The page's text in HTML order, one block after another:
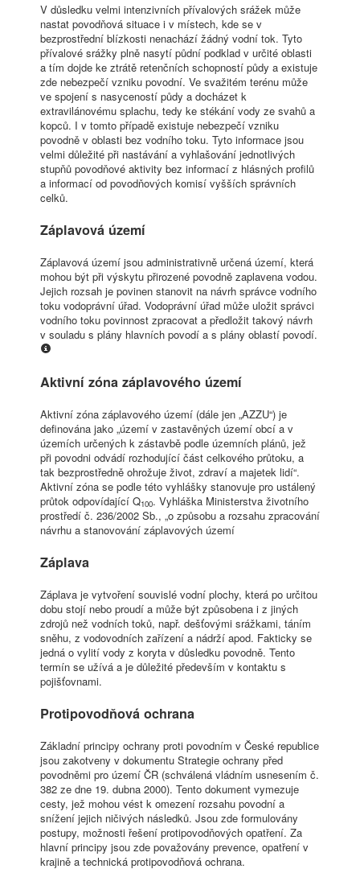
V důsledku velmi intenzivních přívalových srážek může
nastat povodňová situace i v místech, kde se v
bezprostřední blízkosti nenachází žádný vodní tok. Tyto
přívalové srážky plně nasytí půdní podklad v určité oblasti
a tím dojde ke ztrátě retenčních schopností půdy a existuje
zde nebezpečí vzniku povodní. Ve svažitém terénu může
ve spojení s nasyceností půdy a docházet k
extravilánovému splachu, tedy ke stékání vody ze svahů a
kopců. I v tomto případě existuje nebezpečí vzniku
povodně v oblasti bez vodního toku. Tyto informace jsou
velmi důležité při nastávání a vyhlašování jednotlivých
stupňů povodňové aktivity bez informací z hlásných profilů
a informací od povodňových komisí vyšších správních
celků.
Záplavová území
Záplavová území jsou administrativně určená území, která
mohou být při výskytu přirozené povodně zaplavena vodou.
Jejich rozsah je povinen stanovit na návrh správce vodního
toku vodoprávní úřad. Vodoprávní úřad může uložit správci
vodního toku povinnost zpracovat a předložit takový návrh
v souladu s plány hlavních povodí a s plány oblastí povodí.
Aktivní zóna záplavového území
Aktivní zóna záplavového území (dále jen „AZZU“) je
definována jako „území v zastavěných území obcí a v
územích určených k zástavbě podle územních plánů, jež
při povodni odvádí rozhodující část celkového průtoku, a
tak bezprostředně ohrožuje život, zdraví a majetek lidí“.
Aktivní zóna se podle této vyhlášky stanovuje pro ustálený
průtok odpovídající Q100. Vyhláška Ministerstva životního
prostředí č. 236/2002 Sb., „o způsobu a rozsahu zpracování
návrhu a stanovování záplavových území
Záplava
Záplava je vytvoření souvislé vodní plochy, která po určitou
dobu stojí nebo proudí a může být způsobena i z jiných
zdrojů než vodních toků, např. dešťovými srážkami, táním
sněhu, z vodovodních zařízení a nádrží apod. Fakticky se
jedná o vylití vody z koryta v důsledku povodně. Tento
termín se užívá a je důležité především v kontaktu s
pojišťovnami.
Protipovodňová ochrana
Základní principy ochrany proti povodním v České republice
jsou zakotveny v dokumentu Strategie ochrany před
povodněmi pro území ČR (schválená vládním usnesením č.
382 ze dne 19. dubna 2000). Tento dokument vymezuje
cesty, jež mohou vést k omezení rozsahu povodní a
snížení jejich ničivých následků. Jsou zde formulovány
postupy, možnosti řešení protipovodňových opatření. Za
hlavní principy jsou zde považovány prevence, opatření v
krajině a technická protipovodňová ochrana.